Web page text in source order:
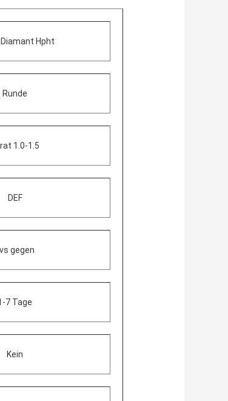
Diamant Hpht
Runde
1.0-1.5
DEF
gegen
7 Tage
Kein